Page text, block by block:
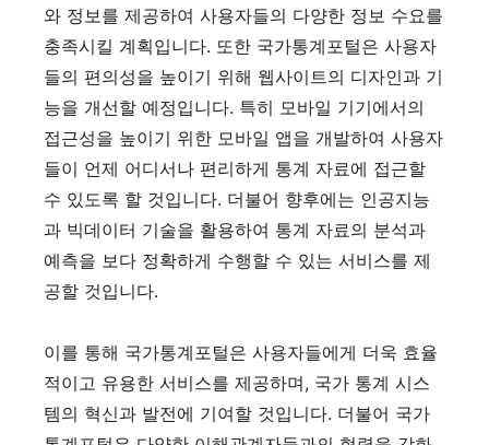
와 정보를 제공하여 사용자들의 다양한 정보 수요를
충족시킬 계획입니다. 또한 국가통계포털은 사용자
들의 편의성을 높이기 위해 웹사이트의 디자인과 기
능을 개선할 예정입니다. 특히 모바일 기기에서의
접근성을 높이기 위한 모바일 앱을 개발하여 사용자
들이 언제 어디서나 편리하게 통계 자료에 접근할
수 있도록 할 것입니다. 더불어 향후에는 인공지능
과 빅데이터 기술을 활용하여 통계 자료의 분석과
예측을 보다 정확하게 수행할 수 있는 서비스를 제
공할 것입니다.
이를 통해 국가통계포털은 사용자들에게 더욱 효율
적이고 유용한 서비스를 제공하며, 국가 통계 시스
템의 혁신과 발전에 기여할 것입니다. 더불어 국가